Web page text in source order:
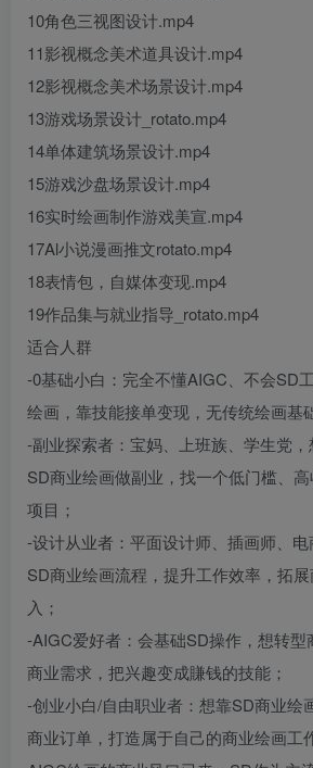
10角色三视图设计.mp4
11影视概念美术道具设计.mp4
12影视概念美术场景设计.mp4
13游戏场景设计_rotato.mp4
14单体建筑场景设计.mp4
15游戏沙盘场景设计.mp4
16实时绘画制作游戏美宣.mp4
17Al小说漫画推文rotato.mp4
18表情包，自媒体变现.mp4
19作品集与就业指导_rotato.mp4
适合人群
-0基础小白：完全不懂AIGC、不会SD
绘画，靠技能接单变现，无传统绘画基
-副业探索者：宝妈、上班族、学生党
SD商业绘画做副业，找一个低门槛、
项目；
-设计从业者：平面设计师、插画师、
SD商业绘画流程，提升工作效率，拓
入；
-AIGC爱好者：会基础SD操作，想转型
商业需求，把兴趣变成賺钱的技能；
-创业小白/自由职业者：想靠SD商业绘
商业订单，打造属于自己的商业绘画工